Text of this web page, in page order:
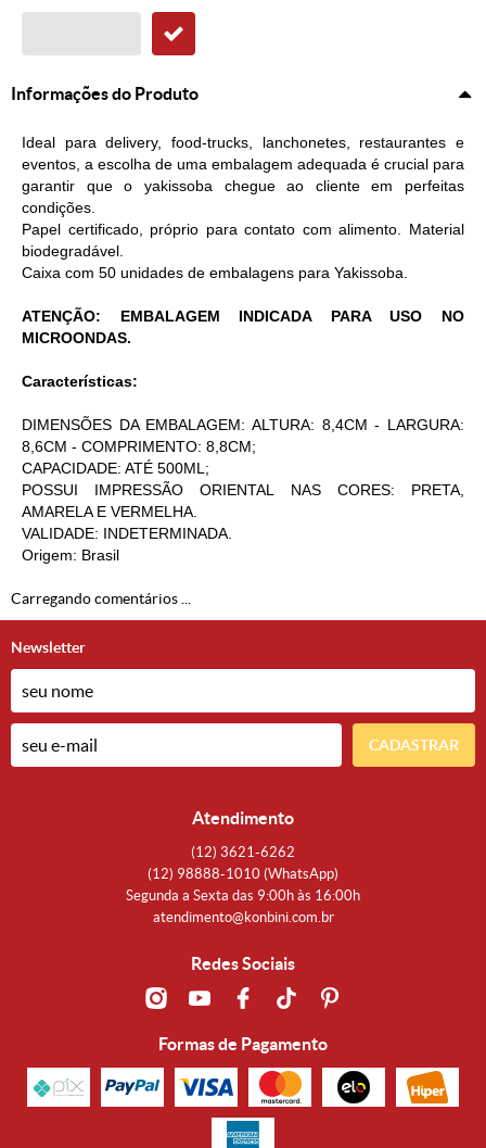
Informações do Produto
Ideal para delivery, food-trucks, lanchonetes, restaurantes e
eventos, a escolha de uma embalagem adequada é crucial para
garantir que o yakissoba chegue ao cliente em perfeitas
condições.
Papel certificado, próprio para contato com alimento. Material
biodegradável.
Caixa com 50 unidades de embalagens para Yakissoba.
ATENÇÃO: EMBALAGEM INDICADA PARA USO NO
MICROONDAS.
Características:
DIMENSÕES DA EMBALAGEM: ALTURA: 8,4CM - LARGURA:
8,6CM - COMPRIMENTO: 8,8CM;
CAPACIDADE: ATÉ 500ML;
POSSUI IMPRESSÃO ORIENTAL NAS CORES: PRETA,
AMARELA E VERMELHA.
VALIDADE: INDETERMINADA.
Origem: Brasil
Carregando comentários ...
Newsletter
CADASTRAR
Atendimento
(12) 3621-6262
(12) 98888-1010 (WhatsApp)
Segunda a Sexta das 9:00h às 16:00h
atendimento@konbini.com.br
Redes Sociais
Formas de Pagamento